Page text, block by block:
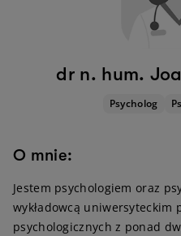
dr n. hum.
Psycholog
O mnie:
Jestem psychologiem oraz
wykładowcą uniwersyteckim
psychologicznych z ponad